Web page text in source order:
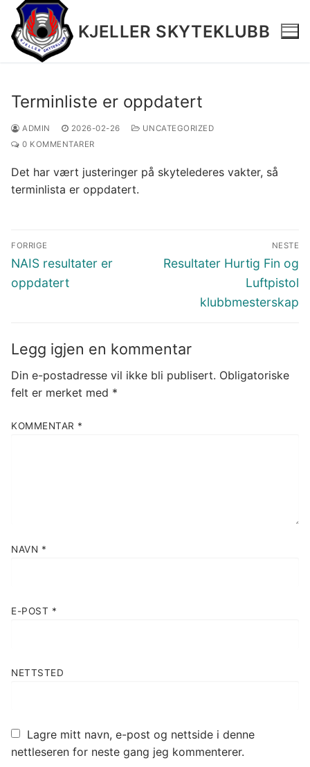
Hopp
innholdet
KJELLER SKYTEKLUBB
Hjem
Terminliste 2026 v2
Resultater
Øvelser
Bilder
Kjøp og salg
Terminliste er oppdatert
ADMIN 2026-02-26
UNCATEGORIZED
0 KOMMENTARER
Det har vært justeringer på skytelederes vakter, så
terminlista er oppdatert.
Innleggsnavigasjon
FORRIGE
Forrige
innlegg:
NAIS resultater er
oppdatert
NESTE
Neste
Resultater Hurtig Fin og
Luftpistol
klubbmesterskap
Legg igjen en kommentar
Din e-postadresse vil ikke bli publisert. Obligatoriske
felt er merket med *
KOMMENTAR *
NAVN *
E-POST *
NETTSTED
Lagre mitt navn, e-post og nettside i denne
nettleseren for neste gang jeg kommenterer.